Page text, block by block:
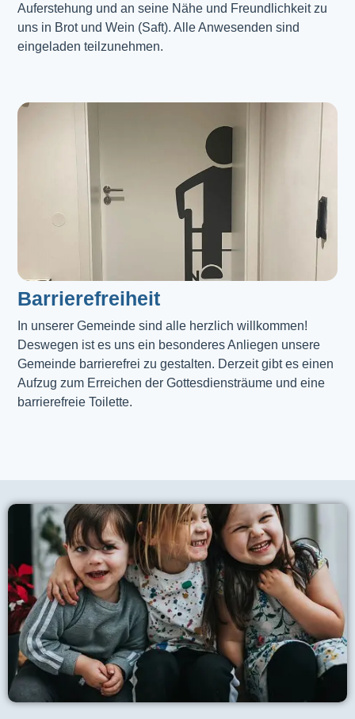
Auferstehung und an seine Nähe und Freundlichkeit zu
uns in Brot und Wein (Saft). Alle Anwesenden sind
eingeladen teilzunehmen.
Barrierefreiheit
In unserer Gemeinde sind alle herzlich willkommen!
Deswegen ist es uns ein besonderes Anliegen unsere
Gemeinde barrierefrei zu gestalten. Derzeit gibt es einen
Aufzug zum Erreichen der Gottesdiensträume und eine
barrierefreie Toilette.